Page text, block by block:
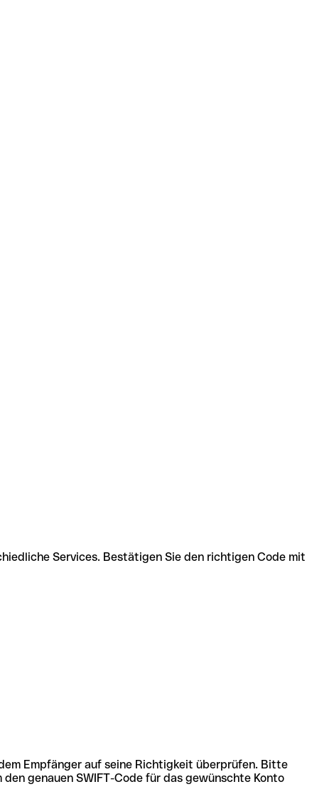
Services. Bestätigen Sie den richtigen Code mit
Empfänger auf seine Richtigkeit überprüfen. Bitte
genauen SWIFT-Code für das gewünschte Konto